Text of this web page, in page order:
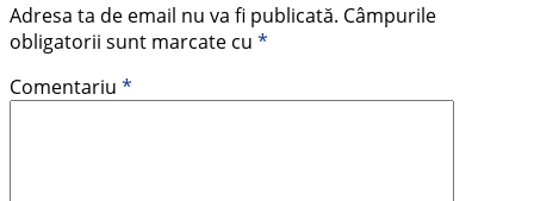
Adresa ta de email nu va fi publicată. Câmpurile
obligatorii sunt marcate cu *
Comentariu *